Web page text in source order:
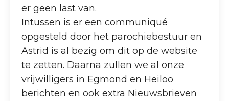
er geen last van.
Intussen is er een communiqué
opgesteld door het parochiebestuur en
Astrid is al bezig om dit op de website
te zetten. Daarna zullen we al onze
vrijwilligers in Egmond en Heiloo
berichten en ook extra Nieuwsbrieven